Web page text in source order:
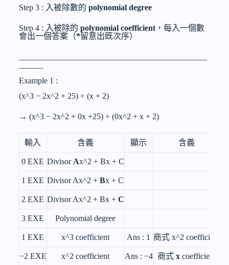
Step 3 : 入被除數的 polynomial degree
Step 4 : 入被除的 polynomial coefficient，每入一個數
會出一個答案（*留意出既次序）
Example 1 :
(x^3− 2x^2 + 25) ÷ (x + 2)
→ (x^3− 2x^2 + 0x +25) ÷ (0x^2 + x + 2)
輸入 含義 顯示 含義
0 EXE Divisor Ax^2 + Bx + C
1 EXE Divisor Ax^2 +Bx + C
2 EXE Divisor Ax^2 + Bx + C
3 EXE Polynomial degree
1 EXE x^3 coefficient Ans : 1 商式 x^2 coefficient
−2 EXE x^2 coefficient Ans : −4 商式 xcoefficient